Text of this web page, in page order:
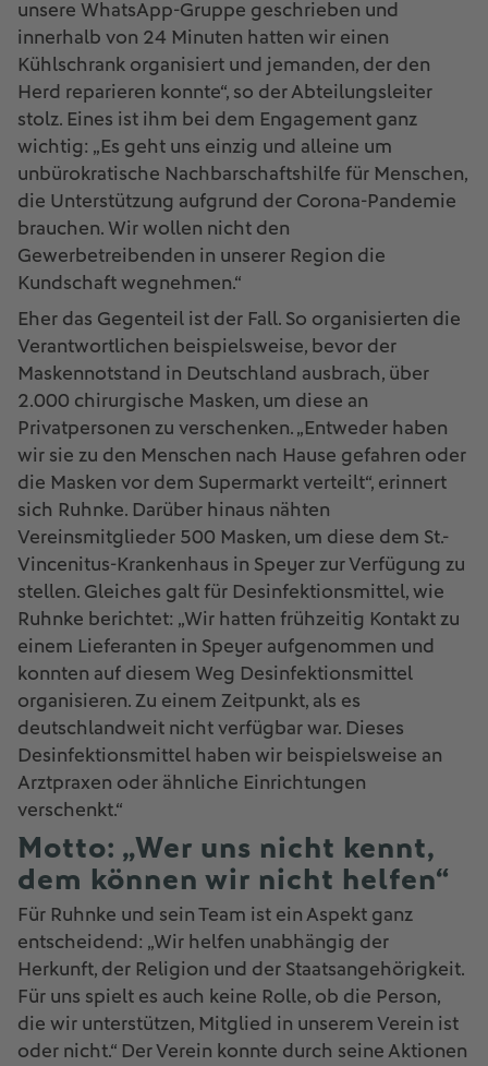
unsere WhatsApp-Gruppe geschrieben und
innerhalb von 24 Minuten hatten wir einen
Kühlschrank organisiert und jemanden, der den
Herd reparieren konnte“, so der Abteilungsleiter
stolz. Eines ist ihm bei dem Engagement ganz
wichtig: „Es geht uns einzig und alleine um
unbürokratische Nachbarschaftshilfe für Menschen,
die Unterstützung aufgrund der Corona-Pandemie
brauchen. Wir wollen nicht den
Gewerbetreibenden in unserer Region die
Kundschaft wegnehmen.“
Eher das Gegenteil ist der Fall. So organisierten die
Verantwortlichen beispielsweise, bevor der
Maskennotstand in Deutschland ausbrach, über
2.000 chirurgische Masken, um diese an
Privatpersonen zu verschenken. „Entweder haben
wir sie zu den Menschen nach Hause gefahren oder
die Masken vor dem Supermarkt verteilt“, erinnert
sich Ruhnke. Darüber hinaus nähten
Vereinsmitglieder 500 Masken, um diese dem St.-
Vincenitus-Krankenhaus in Speyer zur Verfügung zu
stellen. Gleiches galt für Desinfektionsmittel, wie
Ruhnke berichtet: „Wir hatten frühzeitig Kontakt zu
einem Lieferanten in Speyer aufgenommen und
konnten auf diesem Weg Desinfektionsmittel
organisieren. Zu einem Zeitpunkt, als es
deutschlandweit nicht verfügbar war. Dieses
Desinfektionsmittel haben wir beispielsweise an
Arztpraxen oder ähnliche Einrichtungen
verschenkt.“
Motto: „Wer uns nicht kennt,
dem können wir nicht helfen“
Für Ruhnke und sein Team ist ein Aspekt ganz
entscheidend: „Wir helfen unabhängig der
Herkunft, der Religion und der Staatsangehörigkeit.
Für uns spielt es auch keine Rolle, ob die Person,
die wir unterstützen, Mitglied in unserem Verein ist
oder nicht.“ Der Verein konnte durch seine Aktionen